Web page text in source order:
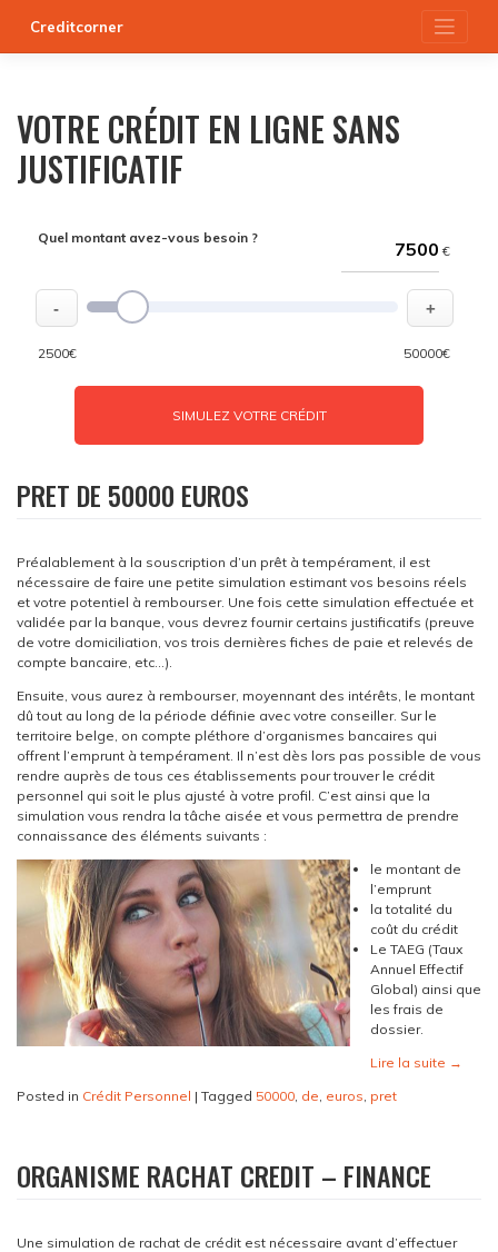
content
Creditcorner
VOTRE CRÉDIT EN LIGNE SANS
JUSTIFICATIF
Quel montant avez-vous besoin ?
€
- +
2500€ 50000€
SIMULEZ VOTRE CRÉDIT
PRET DE 50000 EUROS
Préalablement à la souscription d’un prêt à tempérament, il est
nécessaire de faire une petite simulation estimant vos besoins réels
et votre potentiel à rembourser. Une fois cette simulation effectuée et
validée par la banque, vous devrez fournir certains justificatifs (preuve
de votre domiciliation, vos trois dernières fiches de paie et relevés de
compte bancaire, etc…).
Ensuite, vous aurez à rembourser, moyennant des intérêts, le montant
dû tout au long de la période définie avec votre conseiller. Sur le
territoire belge, on compte pléthore d’organismes bancaires qui
offrent l’emprunt à tempérament. Il n’est dès lors pas possible de vous
rendre auprès de tous ces établissements pour trouver le crédit
personnel qui soit le plus ajusté à votre profil. C’est ainsi que la
simulation vous rendra la tâche aisée et vous permettra de prendre
connaissance des éléments suivants :
le montant de
l’emprunt
la totalité du
coût du crédit
Le TAEG (Taux
Annuel Effectif
Global) ainsi que
les frais de
dossier.
Lire la suite →
Posted in Crédit Personnel | Tagged 50000 de euros pret
ORGANISME RACHAT CREDIT – FINANCE
Une simulation de rachat de crédit est nécessaire avant d’effectuer